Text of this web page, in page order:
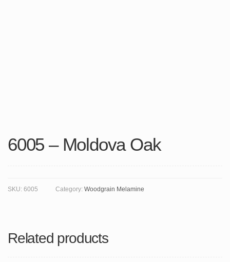
6005 – Moldova Oak
SKU: 6005 Category: Woodgrain Melamine
Related products